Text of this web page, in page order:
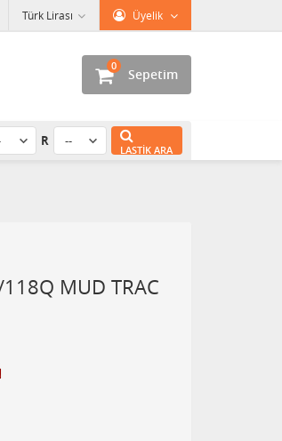
Üyelik
Türk Lirası
Sepetim
0
R
LASTIK ARA
MUD TRAC